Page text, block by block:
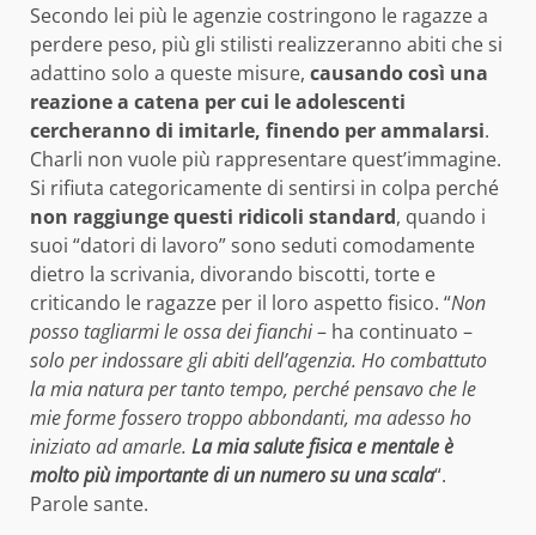
Secondo lei più le agenzie costringono le ragazze a
perdere peso, più gli stilisti realizzeranno abiti che si
adattino solo a queste misure, causando così una
reazione a catena per cui le adolescenti
cercheranno di imitarle, finendo per ammalarsi.
Charli non vuole più rappresentare quest’immagine.
Si rifiuta categoricamente di sentirsi in colpa perché
non raggiunge questi ridicoli standard, quando i
suoi “datori di lavoro” sono seduti comodamente
dietro la scrivania, divorando biscotti, torte e
criticando le ragazze per il loro aspetto fisico. “Non
posso tagliarmi le ossa dei fianchi– ha continuato –
solo per indossare gli abiti dell’agenzia. Ho combattuto
la mia natura per tanto tempo, perché pensavo che le
mie forme fossero troppo abbondanti, ma adesso ho
iniziato ad amarle. La mia salute fisica e mentale è
molto più importante di un numero su una scala“.
Parole sante.